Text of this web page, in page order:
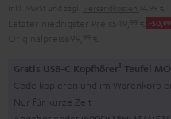
-50,00
Gratis USB-C Kopfhörer1 Teufel
Code kopieren und im Warenkorb
Nur für kurze Zeit